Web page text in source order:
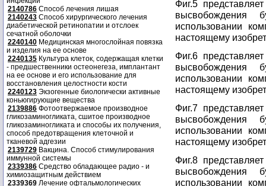
2140786 Способ лечения лишая
2140243 Способ хирургического лечения
диабетической ретинопатии и отслоек
сечатной оболочки
2240140 Медицинская многослойная повязка
и изделия на ее основе
2240135 Культура клеток, содержащая клетки
- предшественники остеонегеза, имплантант
на ее основе и его использование для
восстановления целостности кости
2240123 Экзогенные биологически активные
коньюгирующие вещества
2139886 Фотоотвержаемое производное
гликозаминогликата, сшитое производное
гликозаминогликата и способы их получения,
способ предотвращения клеточной и
тканевой адгезии
2139729 Вакцина. Способ стимулирования
иммунной системы
2339386 Средство обладающее радио - и
химиозащитным действием
2339369 Лечение офтальмологических
Фиг.5
высвобождения
использовании
настоящему
Фиг.6
высвобождения
использовании
настоящему
Фиг.7
высвобождения
использовании
настоящему
Фиг.8
высвобождения
использовании